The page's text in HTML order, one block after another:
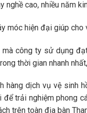
nghề cao, nhiều năm
móc hiện đại giúp
công ty sử dụng
thời gian nhanh
hàng dịch vụ vệ sinh
trải nghiệm phong
trên toàn địa bàn